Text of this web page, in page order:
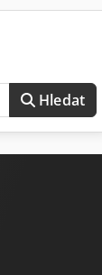
Hledat